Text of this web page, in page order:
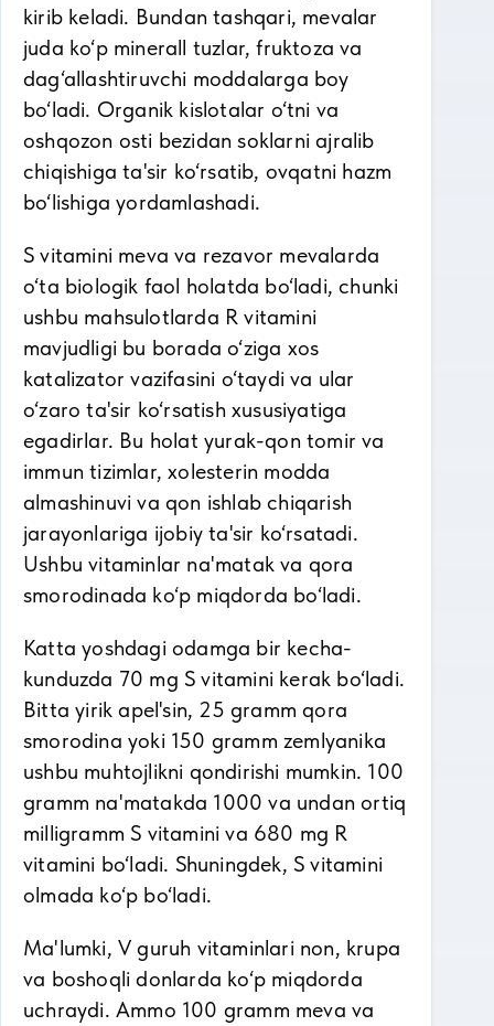
kirib keladi. Bundan tashqari, mevalar
juda ko‘p minerall tuzlar, fruktoza va
dag‘allashtiruvchi moddalarga boy
bo‘ladi. Organik kislotalar o‘tni va
oshqozon osti bezidan soklarni ajralib
chiqishiga ta'sir ko‘rsatib, ovqatni hazm
bo‘lishiga yordamlashadi.
S vitamini meva va rezavor mevalarda
o‘ta biologik faol holatda bo‘ladi, chunki
ushbu mahsulotlarda R vitamini
mavjudligi bu borada o‘ziga xos
katalizator vazifasini o‘taydi va ular
o‘zaro ta'sir ko‘rsatish xususiyatiga
egadirlar. Bu holat yurak-qon tomir va
immun tizimlar, xolesterin modda
almashinuvi va qon ishlab chiqarish
jarayonlariga ijobiy ta'sir ko‘rsatadi.
Ushbu vitaminlar na'matak va qora
smorodinada ko‘p miqdorda bo‘ladi.
Katta yoshdagi odamga bir kecha-
kunduzda 70 mg S vitamini kerak bo‘ladi.
Bitta yirik apel'sin, 25 gramm qora
smorodina yoki 150 gramm zemlyanika
ushbu muhtojlikni qondirishi mumkin. 100
gramm na'matakda 1000 va undan ortiq
milligramm S vitamini va 680 mg R
vitamini bo‘ladi. Shuningdek, S vitamini
olmada ko‘p bo‘ladi.
Ma'lumki, V guruh vitaminlari non, krupa
va boshoqli donlarda ko‘p miqdorda
uchraydi. Ammo 100 gramm meva va